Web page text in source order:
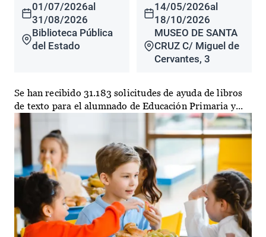
01/07/2026al
31/08/2026
Biblioteca Pública
del Estado
14/05/2026al
18/10/2026
MUSEO DE SANTA
CRUZ C/ Miguel de
Cervantes, 3
Se han recibido 31.183 solicitudes de ayuda de libros
de texto para el alumnado de Educación Primaria y...